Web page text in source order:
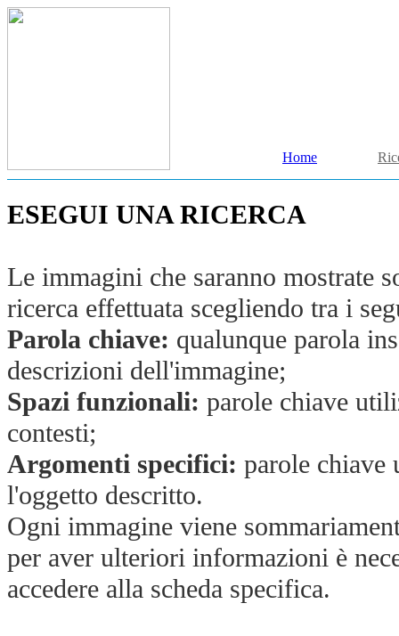
Home
ESEGUI UNA RICERCA
Le immagini che saranno mostrate
ricerca effettuata scegliendo tra i
Parola chiave: qualunque parola
descrizioni dell'immagine;
Spazi funzionali: parole chiave
contesti;
Argomenti specifici: parole chiave
l'oggetto descritto.
Ogni immagine viene
per aver ulteriori informazioni è
accedere alla scheda specifica.